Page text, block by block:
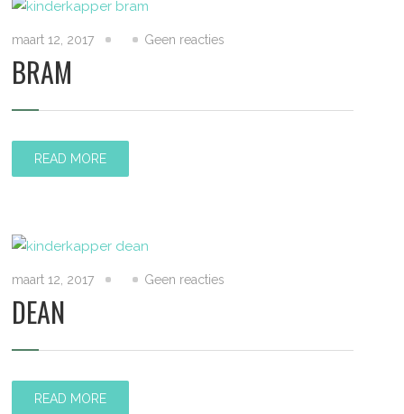
maart 12, 2017 Geen reacties
BRAM
READ MORE
maart 12, 2017 Geen reacties
DEAN
READ MORE